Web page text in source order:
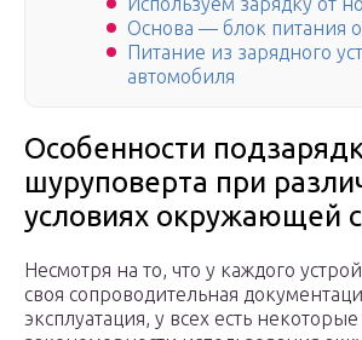
Основа — блок питания
Питание из зарядного
автомобиля
Особенности
шуруповерта при
условиях окружающей
Несмотря на то, что у каждого
своя сопроводительная
эксплуатация, у всех есть